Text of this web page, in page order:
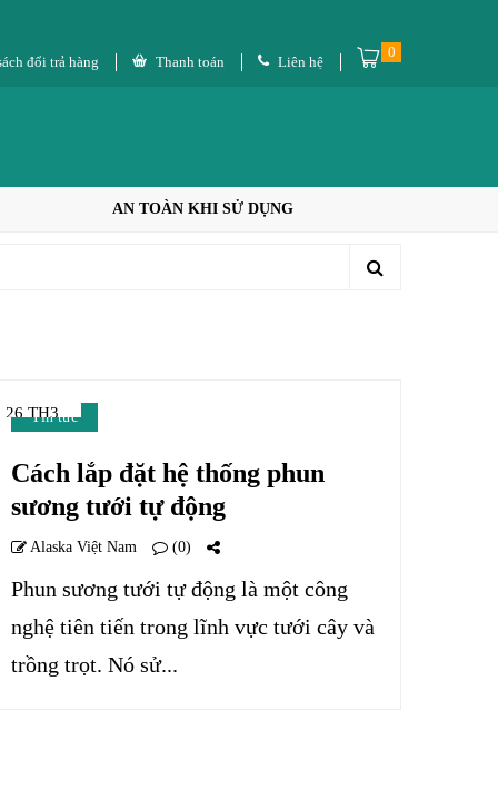
đổi trả hàng Thanh toán Liên hệ
0
AN TOÀN KHI SỬ DỤNG
26 TH3
Tin tức
Cách lắp đặt hệ thống phun
sương tưới tự động
Alaska Việt Nam (0)
Phun sương tưới tự động là một công
nghệ tiên tiến trong lĩnh vực tưới cây và
trồng trọt. Nó sử...